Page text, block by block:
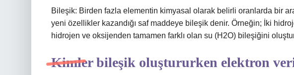
Bileşik: Birden fazla elementin kimyasal olarak belirli oranlarda bir
yeni özellikler kazandığı saf maddeye bileşik denir. Örneğin; İki
hidrojen ve oksijenden tamamen farklı olan su (H2O) bileşiğini
Kimler bileşik oluştururken elektron